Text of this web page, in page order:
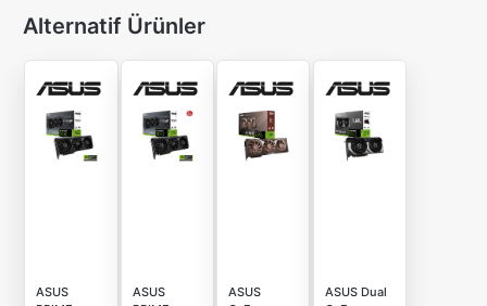
Alternatif Ürünler
ASUS
ASUS
ASUS
ASUS Dual